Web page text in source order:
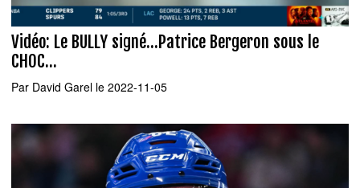
Vidéo: Le BULLY signé...Patrice Bergeron sous le
CHOC...
Par David Garel le 2022-11-05